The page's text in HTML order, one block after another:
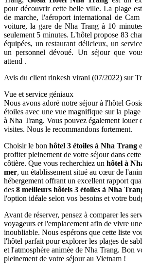
pour découvrir cette belle ville. La plage
de marche, l'aéroport international de
voiture, la gare de Nha Trang à 10
seulement 5 minutes. L'hôtel propose 83
équipées, un restaurant délicieux, un
un personnel dévoué. Un séjour que
attend .
Avis du client rinkesh virani (07/2022) sur
Vue et service géniaux
Nous avons adoré notre séjour à l'hôtel
étoiles avec une vue magnifique sur la
à Nha Trang. Vous pouvez également louer
visites. Nous le recommandons fortement.
Choisir le bon hôtel 3 étoiles à Nha Trang
profiter pleinement de votre séjour dans
côtière. Que vous recherchiez un hôtel à
mer, un établissement situé au cœur de
hébergement offrant un excellent rapport
des 8 meilleurs hôtels 3 étoiles à Nha
l'option idéale selon vos besoins et votre
Avant de réserver, pensez à comparer les
voyageurs et l'emplacement afin de vivre
inoubliable. Nous espérons que cette liste
l'hôtel parfait pour explorer les plages de
et l'atmosphère animée de Nha Trang. Bon
pleinement de votre séjour au Vietnam !